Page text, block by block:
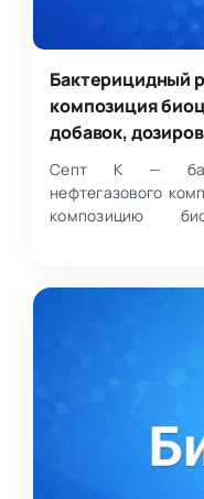
Бактерицидный
композиция
добавок,
Септ К —
нефтегазового
композицию